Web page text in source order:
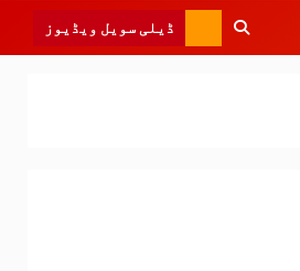
ڈیلی سویل ویڈیوز